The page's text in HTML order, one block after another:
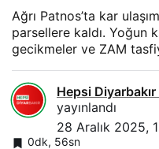
Ağrı Patnos’ta kar
parsellere kaldı. Yoğun
gecikmeler ve ZAM
Hepsi
yayınlandı
28 Aralık 2025,
0dk, 56sn